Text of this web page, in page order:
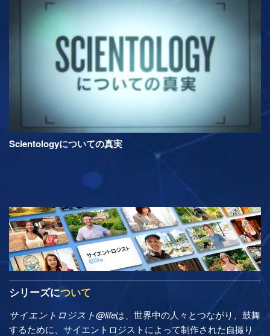
Scientologyについての真実
シリーズについて
サイエントロジスト@lifeは、世界中の人々とつながり、鼓舞
するために、サイエントロジストによって制作された自撮り